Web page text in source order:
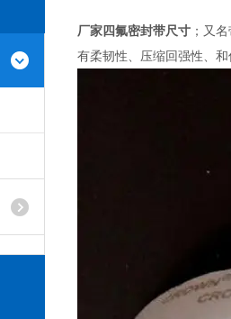
厂家四氟密封带尺寸 ；又
有柔韧性、压缩回强性、